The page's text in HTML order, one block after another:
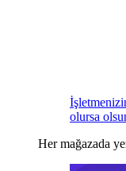
olursa
Her mağazada